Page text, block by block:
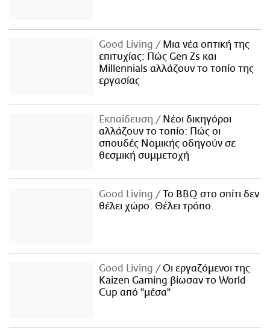
Good Living
Μια νέα οπτική της
επιτυχίας: Πώς Gen Zs και
Millennials αλλάζουν το τοπίο της
εργασίας
Εκπαίδευση
Νέοι δικηγόροι
αλλάζουν το τοπίο: Πώς οι
σπουδές Νομικής οδηγούν σε
θεσμική συμμετοχή
Good Living
Το BBQ στο σπίτι δεν
θέλει χώρο. Θέλει τρόπο.
Good Living
Οι εργαζόμενοι της
Kaizen Gaming βίωσαν το World
Cup από "μέσα"